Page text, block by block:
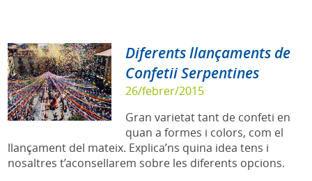
Diferents llançaments de
Confetii Serpentines
26/febrer/2015
Gran varietat tant de confeti en
quan a formes i colors, com el
llançament del mateix. Explica’ns quina idea tens i
nosaltres t’aconsellarem sobre les diferents opcions.